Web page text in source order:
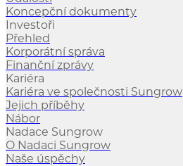
Koncepční dokumenty
Investoři
Přehled
Korporátní správa
Finanční zprávy
Kariéra
Kariéra ve společnosti Sungrow
Jejich příběhy
Nábor
Nadace Sungrow
O Nadaci Sungrow
Naše úspěchy